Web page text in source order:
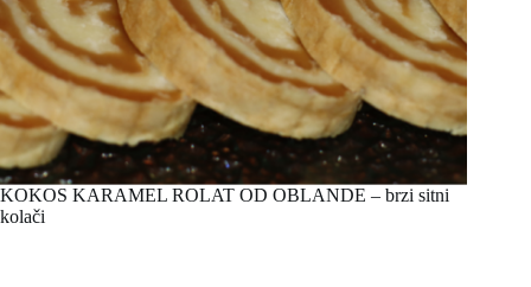
KOKOS KARAMEL ROLAT OD OBLANDE – brzi sitni
kolači